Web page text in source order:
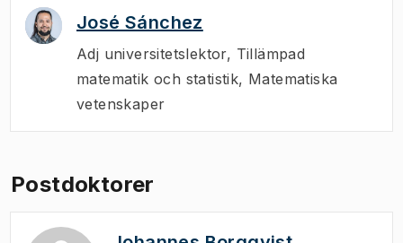
José Sánchez
Adj universitetslektor, Tillämpad
matematik och statistik, Matematiska
vetenskaper
Postdoktorer